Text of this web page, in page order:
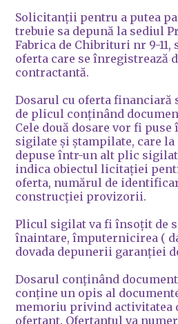
Solicitanții pentru a putea
trebuie sa depună la sediul
Fabrica de Chibrituri nr 9-11,
oferta care se înregistrează
contractantă.
Dosarul cu oferta financiară
de plicul conținând
Cele două dosare vor fi
sigilate și ștampilate, care
depuse într-un alt plic
indica obiectul licitației
oferta, numărul de
construcției provizorii.
Plicul sigilat va fi însoțit de
înaintare, împuternicirea (
dovada depunerii garanției
Dosarul conținând
conține un opis al
memoriu privind activitatea
ofertant. Ofertantul va